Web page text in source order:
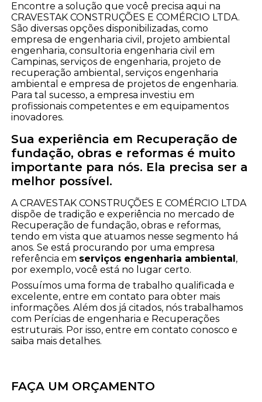
Encontre a solução que você precisa aqui na
CRAVESTAK CONSTRUÇÕES E COMÉRCIO LTDA.
São diversas opções disponibilizadas, como
empresa de engenharia civil, projeto ambiental
engenharia, consultoria engenharia civil em
Campinas, serviços de engenharia, projeto de
recuperação ambiental, serviços engenharia
ambiental e empresa de projetos de engenharia.
Para tal sucesso, a empresa investiu em
profissionais competentes e em equipamentos
inovadores.
Sua experiência em Recuperação de
fundação, obras e reformas é muito
importante para nós. Ela precisa ser a
melhor possível.
A CRAVESTAK CONSTRUÇÕES E COMÉRCIO LTDA
dispõe de tradição e experiência no mercado de
Recuperação de fundação, obras e reformas,
tendo em vista que atuamos nesse segmento há
anos. Se está procurando por uma empresa
referência em serviços engenharia ambiental ,
por exemplo, você está no lugar certo.
Possuímos uma forma de trabalho qualificada e
excelente, entre em contato para obter mais
informações. Além dos já citados, nós trabalhamos
com Perícias de engenharia e Recuperações
estruturais. Por isso, entre em contato conosco e
saiba mais detalhes.
FAÇA UM ORÇAMENTO